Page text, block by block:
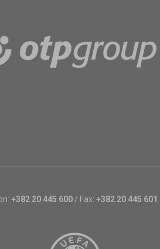
+382 20 445 600/ Fax: +382 20 445 601